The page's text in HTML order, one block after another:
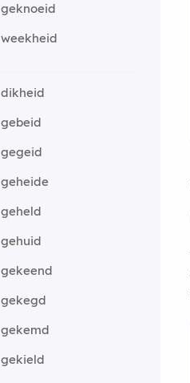
geknoeid
weekheid
dikheid
gebeid
gegeid
geheide
geheld
gehuid
gekeend
gekegd
gekemd
gekield